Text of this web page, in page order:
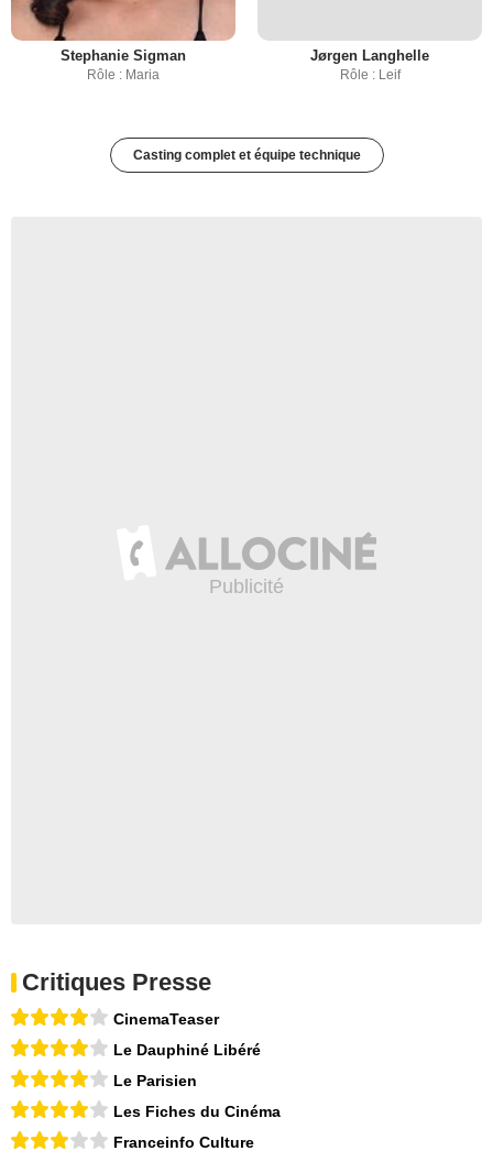
Stephanie Sigman
Rôle : Maria
Jørgen Langhelle
Rôle : Leif
Casting complet et équipe technique
Critiques Presse
CinemaTeaser
Le Dauphiné Libéré
Le Parisien
Les Fiches du Cinéma
Franceinfo Culture